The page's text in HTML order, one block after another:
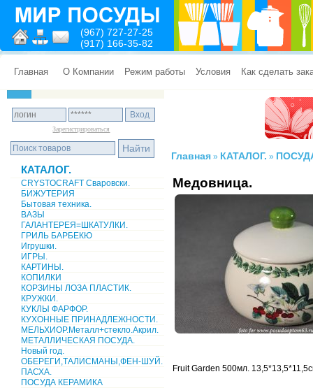
(967) 727-27-25
(917) 166-35-82
Главная О Компании Режим работы Условия Как сделать
Зарегистрироваться
КАТАЛОГ.
CRYSTOCRAFT Сваровски.
БИЖУТЕРИЯ
Бытовая техника.
ВАЗЫ
ГАЛАНТЕРЕЯ=ШКАТУЛКИ.
ГРИЛЬ БАРБЕКЮ
Игрушки.
ИГРЫ.
КАРТИНЫ.
КОПИЛКИ
КОРЗИНЫ ЛОЗА ПЛАСТИК.
КРУЖКИ.
КУКЛЫ ФАРФОР.
КУХОННЫЕ ПРИНАДЛЕЖНОСТИ.
МЕЛЬХИОР.Металл+стекло.Акрил.
МЕТАЛЛИЧЕСКАЯ ПОСУДА.
Новый год.
ОБЕРЕГИ,ТАЛИСМАНЫ,ФЕН-ШУЙ.
ПАСХА.
ПОСУДА КЕРАМИКА
Главная » КАТАЛОГ. »
Медовница.
Fruit Garden 500мл.